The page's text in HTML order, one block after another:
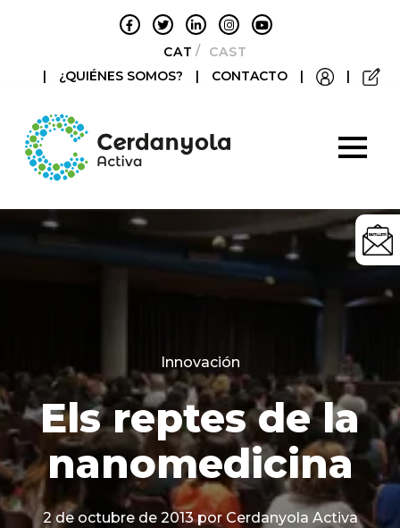
CATALÀCASTELLANO
|
¿QUIÉNES SOMOS? | CONTACTO | |
Categories
Innovación
Els reptes de la
nanomedicina
2 de octubre de 2013 por Cerdanyola Activa